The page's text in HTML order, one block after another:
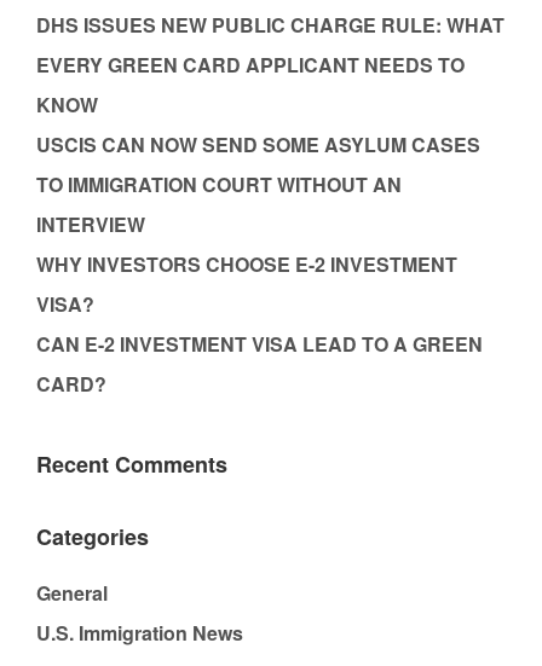
DHS ISSUES NEW PUBLIC CHARGE RULE: WHAT
EVERY GREEN CARD APPLICANT NEEDS TO
KNOW
USCIS CAN NOW SEND SOME ASYLUM CASES
TO IMMIGRATION COURT WITHOUT AN
INTERVIEW
WHY INVESTORS CHOOSE E-2 INVESTMENT
VISA?
CAN E-2 INVESTMENT VISA LEAD TO A GREEN
CARD?
Recent Comments
Categories
General
U.S. Immigration News